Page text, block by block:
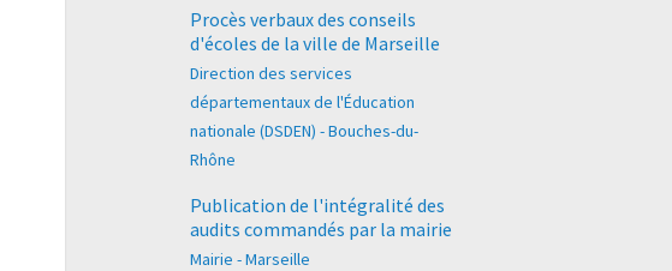
Procès verbaux des conseils
d'écoles de la ville de Marseille
Direction des services
départementaux de l'Éducation
nationale (DSDEN) - Bouches-du-
Rhône
Publication de l'intégralité des
audits commandés par la mairie
Mairie - Marseille